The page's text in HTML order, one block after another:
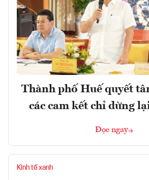
Thành phố Huế quyết
các cam kết chỉ dừng
Đọc ngay
Kinh tế xanh